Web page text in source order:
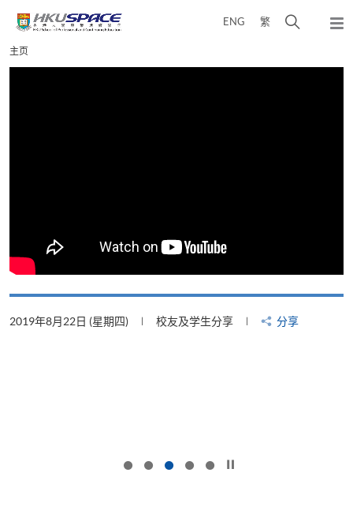
content
ENG 繁
弹
Main
content
主页
2019年8月22日 (星期四) 校友及学生分享 分享